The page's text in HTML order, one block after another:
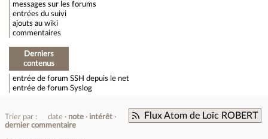
messages sur les forums
entrées du suivi
ajouts au wiki
commentaires
Derniers
contenus
entrée de forum SSH depuis le net
entrée de forum Syslog
Flux Atom de Loïc ROBERT
Trier par : date note
intérêt
dernier commentaire